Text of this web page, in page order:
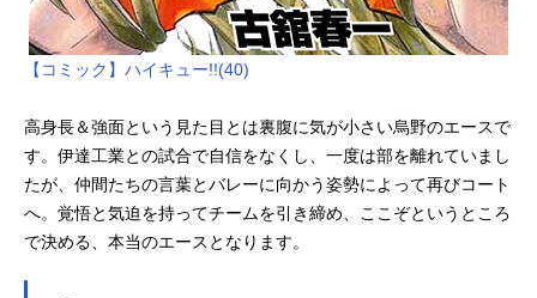
【コミック】ハイキュー!!(40)
高身長＆強面という見た目とは裏腹に気が小さい烏野のエースで
す。伊達工業との試合で自信をなくし、一度は部を離れていまし
たが、仲間たちの言葉とバレーに向かう姿勢によって再びコート
へ。覚悟と気迫を持ってチームを引き締め、ここぞというところ
で決める、本当のエースとなります。